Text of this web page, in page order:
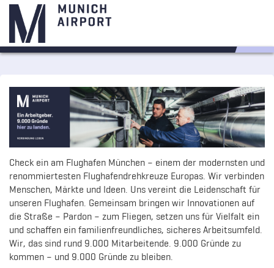
Check ein am Flughafen München – einem der modernsten und
renommiertesten Flughafendrehkreuze Europas. Wir verbinden
Menschen, Märkte und Ideen. Uns vereint die Leidenschaft für
unseren Flughafen. Gemeinsam bringen wir Innovationen auf
die Straße – Pardon – zum Fliegen, setzen uns für Vielfalt ein
und schaffen ein familienfreundliches, sicheres Arbeitsumfeld.
Wir, das sind rund 9.000 Mitarbeitende. 9.000 Gründe zu
kommen – und 9.000 Gründe zu bleiben.